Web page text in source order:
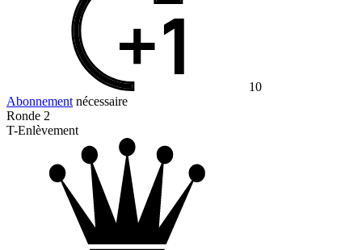
10
Abonnement nécessaire
Ronde 2
T-Enlèvement